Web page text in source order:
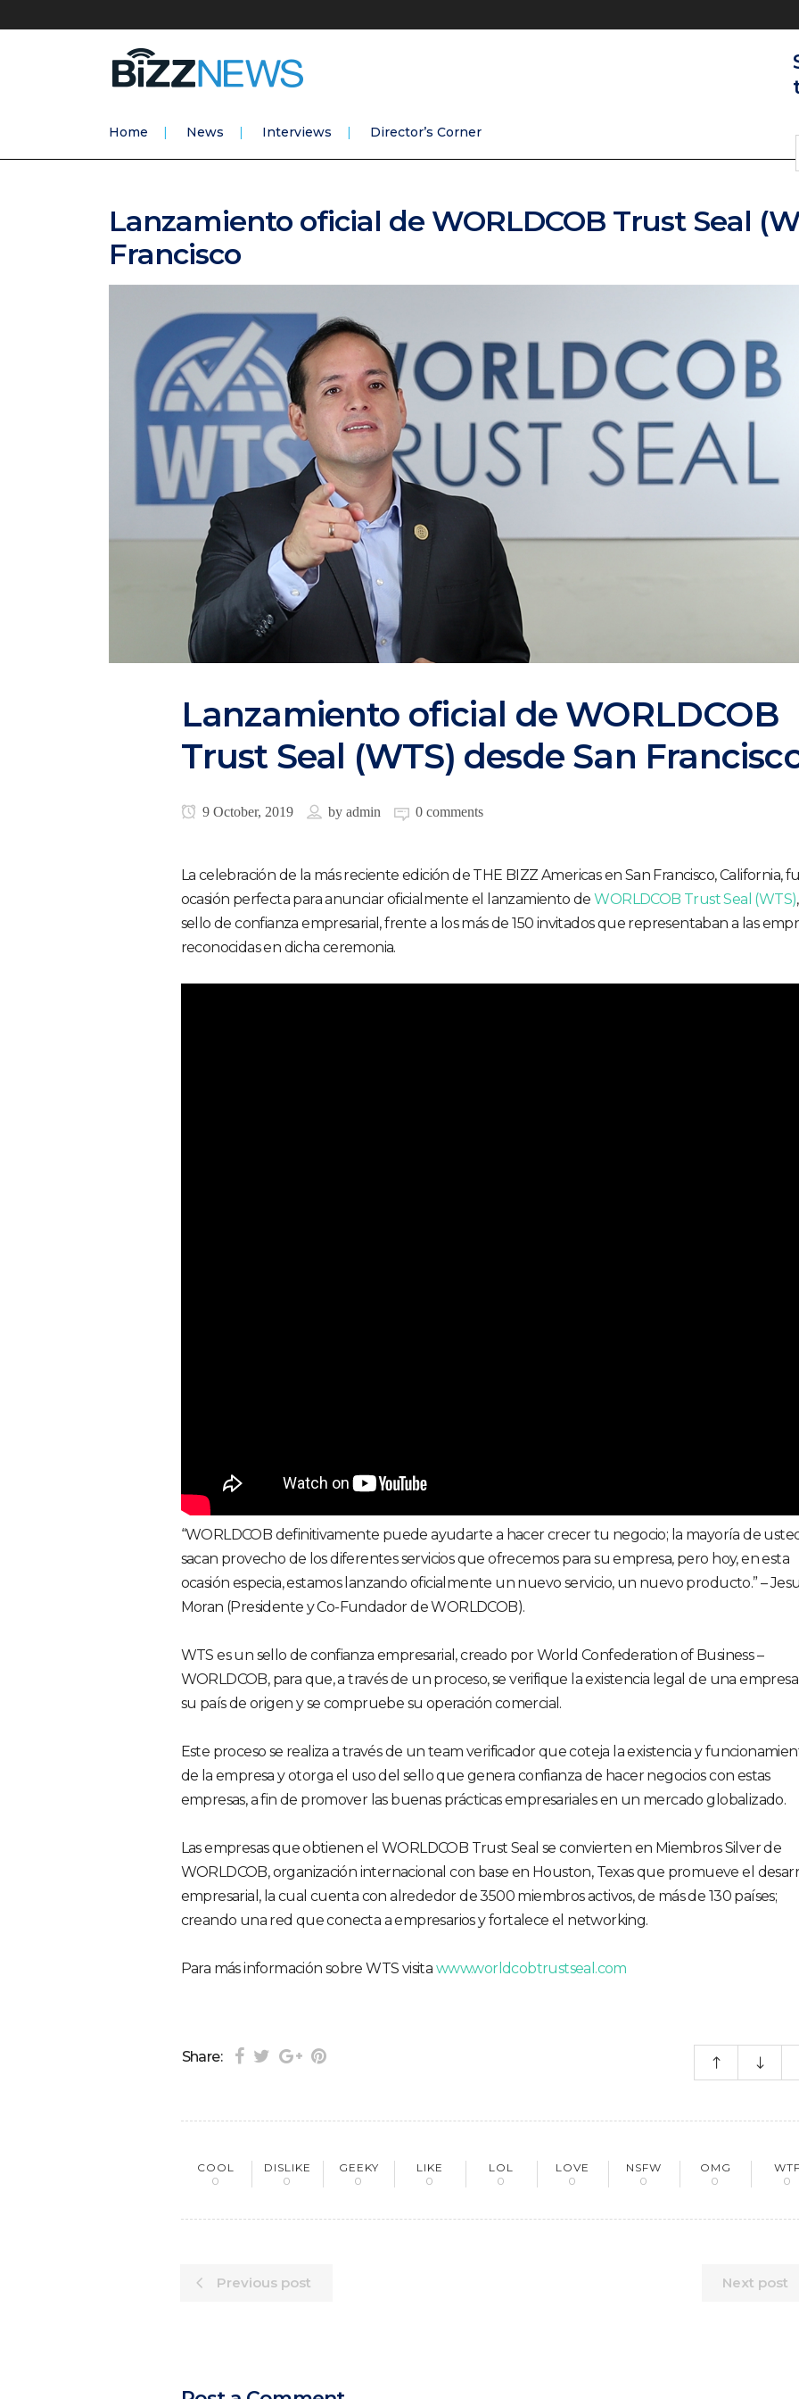
Home News Interviews Director’s Corner
Lanzamiento oficial de WORLDCOB Trust Seal
Francisco
Lanzamiento oficial de WORLDCOB
Trust Seal (WTS) desde San
9 October, 2019 by admin 0 comments
La celebración de la más reciente edición de THE BIZZ Americas en San Francisco, California,
ocasión perfecta para anunciar oficialmente el lanzamiento deWORLDCOB Trust Seal (WTS),
sello de confianza empresarial, frente a los más de 150 invitados que representaban a las
reconocidas en dicha ceremonia.
“WORLDCOB definitivamente puede ayudarte a hacer crecer tu negocio; la mayoría de
sacan provecho de los diferentes servicios que ofrecemos para su empresa, pero hoy, en esta
ocasión especia, estamos lanzando oficialmente un nuevo servicio, un nuevo producto.” –
Moran (Presidente y Co-Fundador de WORLDCOB).
WTS es un sello de confianza empresarial, creado por World Confederation of Business –
WORLDCOB, para que, a través de un proceso, se verifique la existencia legal de una
su país de origen y se compruebe su operación comercial.
Este proceso se realiza a través de un team verificador que coteja la existencia y
de la empresa y otorga el uso del sello que genera confianza de hacer negocios con estas
empresas, a fin de promover las buenas prácticas empresariales en un mercado globalizado.
Las empresas que obtienen el WORLDCOB Trust Seal se convierten en Miembros Silver de
WORLDCOB, organización internacional con base en Houston, Texas que promueve el
empresarial, la cual cuenta con alrededor de 3500 miembros activos, de más de 130 países;
creando una red que conecta a empresarios y fortalece el networking.
Para más información sobre WTS visita www.worldcobtrustseal.com
Share:
COOL
0
DISLIKE
0
GEEKY
0
LIKE
0
LOL
0
LOVE
0
NSFW
0
OMG
0
0
Previous post Next post